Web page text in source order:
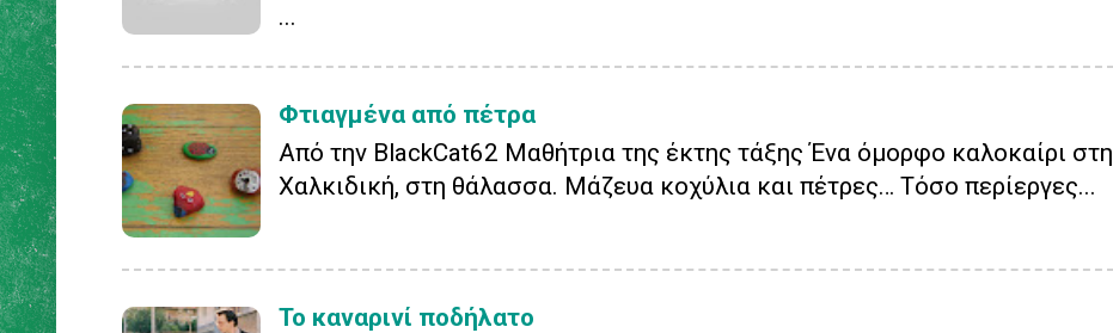
...
Φτιαγμένα από πέτρα
Από την BlackCat62 Μαθήτρια της έκτης τάξης Ένα όμορφο καλοκαίρι στη
Χαλκιδική, στη θάλασσα. Μάζευα κοχύλια και πέτρες… Τόσο περίεργες...
Το καναρινί ποδήλατο